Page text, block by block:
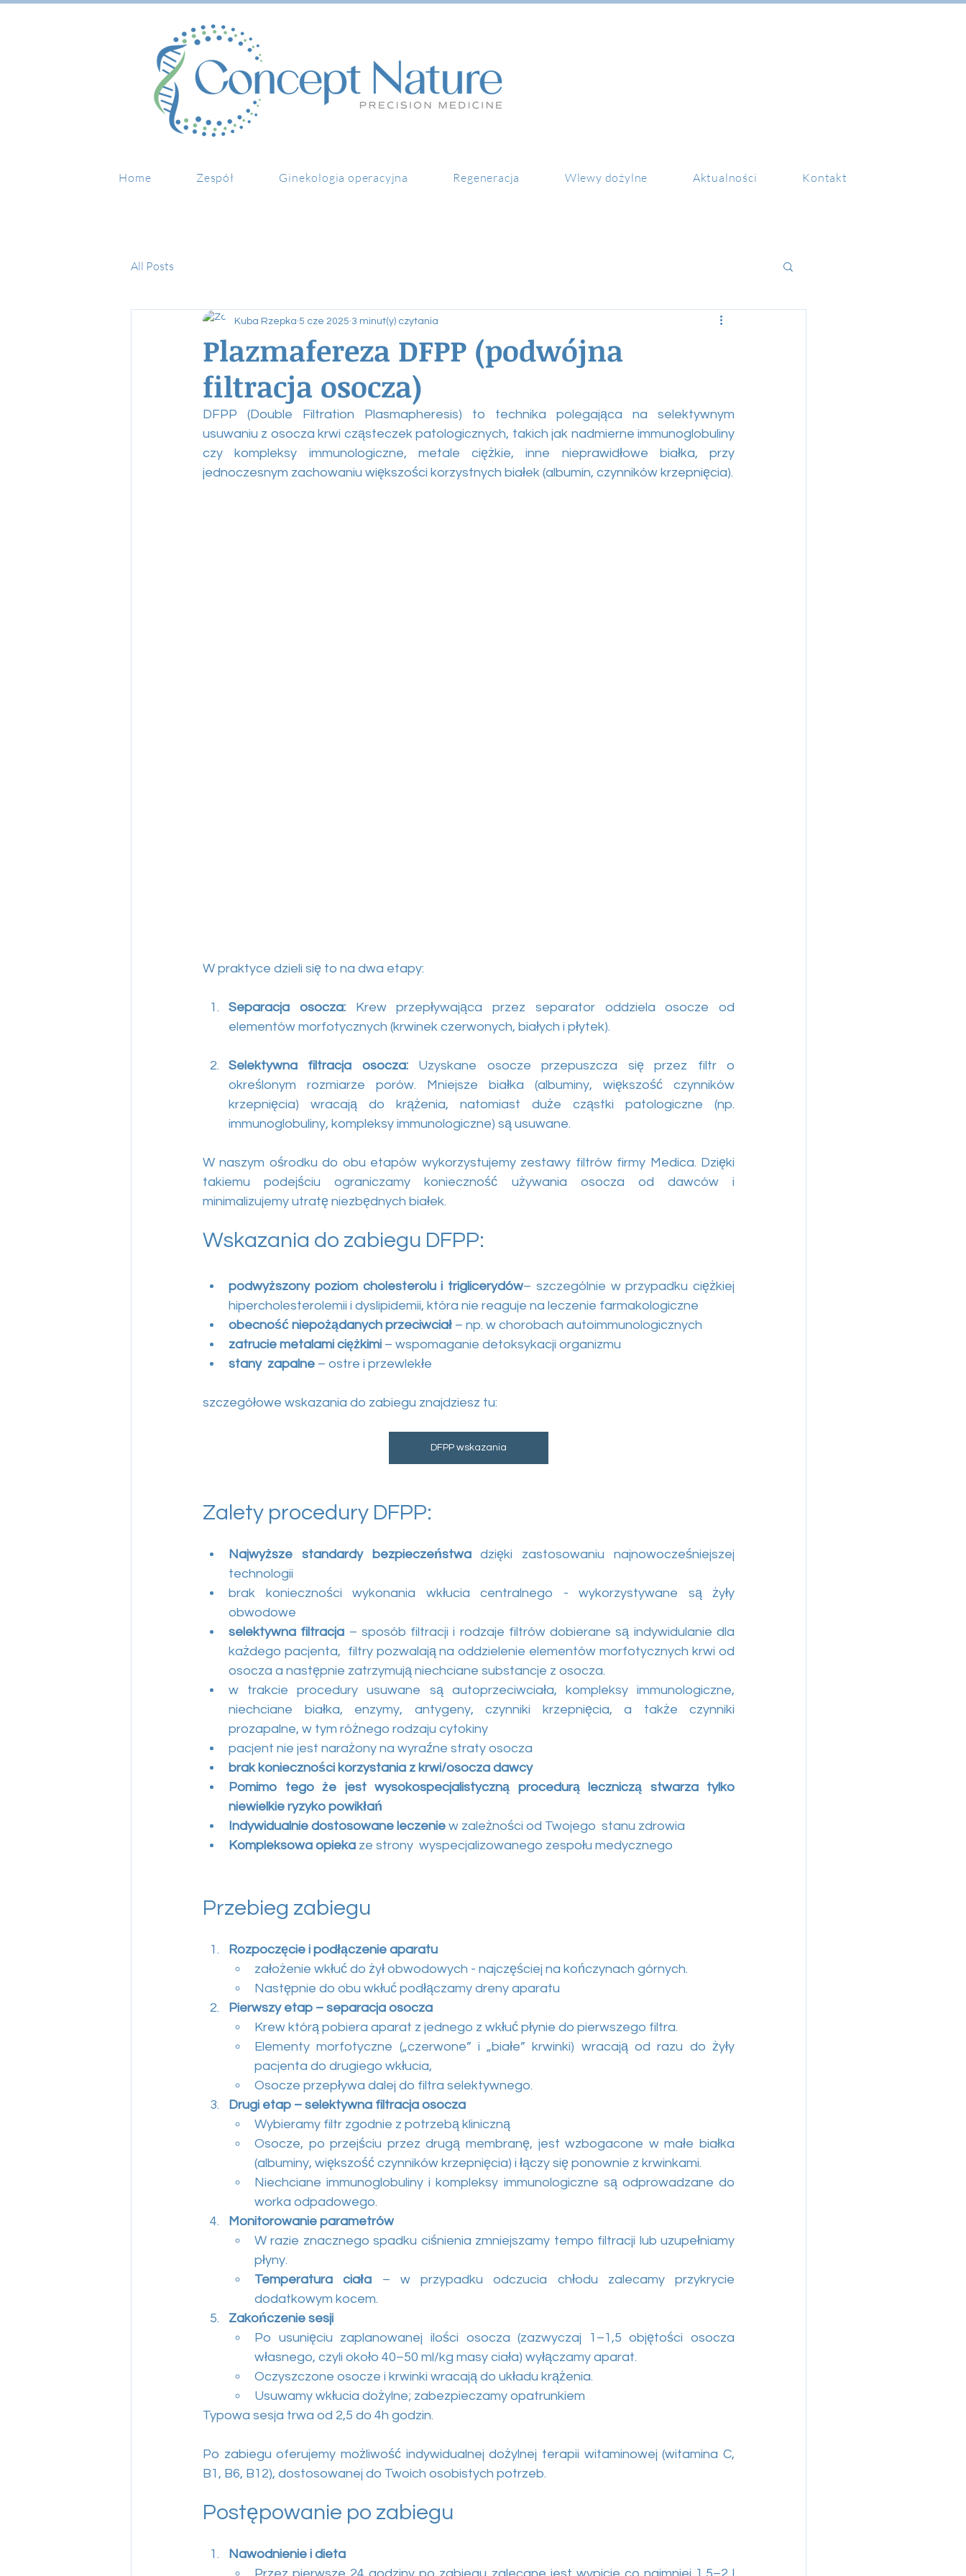
Home Zespół Ginekologia operacyjna Regeneracja Wlewy dożylne Aktualności Kontakt
All Posts
Plazmafereza DFPP (podwójna
filtracja osocza)
Kuba Rzepka 5 cze 2025 3 minut(y) czytania
DFPP (Double Filtration Plasmapheresis) to technika polegająca na selektywnym
usuwaniu z osocza krwi cząsteczek patologicznych, takich jak nadmierne immunoglobuliny
czy kompleksy immunologiczne, metale ciężkie, inne nieprawidłowe białka, przy
W praktyce dzieli się to na dwa etapy:
Separacja osocza: Krew przepływająca przez separator oddziela osocze od
elementów morfotycznych (krwinek czerwonych, białych i płytek).
Selektywna filtracja osocza: Uzyskane osocze przepuszcza się przez filtr o
określonym rozmiarze porów. Mniejsze białka (albuminy, większość czynników
krzepnięcia) wracają do krążenia, natomiast duże cząstki patologiczne (np.
immunoglobuliny, kompleksy immunologiczne) są usuwane.
W naszym ośrodku do obu etapów wykorzystujemy zestawy filtrów firmy Medica. Dzięki
takiemu podejściu ograniczamy konieczność używania osocza od dawców i
minimalizujemy utratę niezbędnych białek.
Wskazania do zabiegu DFPP:
podwyższony poziom cholesterolu i triglicerydów– szczególnie w przypadku ciężkiej
hipercholesterolemii i dyslipidemii, która nie reaguje na leczenie farmakologiczne
obecność niepożądanych przeciwciał – np. w chorobach autoimmunologicznych
zatrucie metalami ciężkimi – wspomaganie detoksykacji organizmu
stany  zapalne – ostre i przewlekłe
szczegółowe wskazania do zabiegu znajdziesz tu:
DFPP wskazania
Zalety procedury DFPP:
Najwyższe standardy bezpieczeństwa dzięki zastosowaniu najnowocześniejszej
technologii
brak konieczności wykonania wkłucia centralnego - wykorzystywane są żyły
obwodowe
selektywna filtracja – sposób filtracji i rodzaje filtrów dobierane są indywidulanie dla
każdego pacjenta,  filtry pozwalają na oddzielenie elementów morfotycznych krwi od
osocza a następnie zatrzymują niechciane substancje z osocza.
w trakcie procedury usuwane są autoprzeciwciała, kompleksy immunologiczne,
niechciane białka, enzymy, antygeny, czynniki krzepnięcia, a także czynniki
prozapalne, w tym różnego rodzaju cytokiny
pacjent nie jest narażony na wyraźne straty osocza
brak konieczności korzystania z krwi/osocza dawcy
Pomimo tego że jest wysokospecjalistyczną procedurą leczniczą stwarza tylko
niewielkie ryzyko powikłań
Indywidualnie dostosowane leczenie w zależności od Twojego  stanu zdrowia
Kompleksowa opieka ze strony  wyspecjalizowanego zespołu medycznego
Przebieg zabiegu
Rozpoczęcie i podłączenie aparatu
założenie wkłuć do żył obwodowych - najczęściej na kończynach górnych.
Następnie do obu wkłuć podłączamy dreny aparatu
Pierwszy etap – separacja osocza
Krew którą pobiera aparat z jednego z wkłuć płynie do pierwszego filtra.
Elementy morfotyczne („czerwone” i „białe” krwinki) wracają od razu do żyły
pacjenta do drugiego wkłucia,
Osocze przepływa dalej do filtra selektywnego.
Drugi etap – selektywna filtracja osocza
Wybieramy filtr zgodnie z potrzebą kliniczną
Osocze, po przejściu przez drugą membranę, jest wzbogacone w małe białka
(albuminy, większość czynników krzepnięcia) i łączy się ponownie z krwinkami.
Niechciane immunoglobuliny i kompleksy immunologiczne są odprowadzane do
worka odpadowego.
Monitorowanie parametrów
W razie znacznego spadku ciśnienia zmniejszamy tempo filtracji lub uzupełniamy
płyny.
Temperatura ciała – w przypadku odczucia chłodu zalecamy przykrycie
dodatkowym kocem.
Zakończenie sesji
Po usunięciu zaplanowanej ilości osocza (zazwyczaj 1–1,5 objętości osocza
własnego, czyli około 40–50 ml/kg masy ciała) wyłączamy aparat.
Oczyszczone osocze i krwinki wracają do układu krążenia.
Usuwamy wkłucia dożylne; zabezpieczamy opatrunkiem
Typowa sesja trwa od 2,5 do 4h godzin.
Po zabiegu oferujemy możliwość indywidualnej dożylnej terapii witaminowej (witamina C,
B1, B6, B12), dostosowanej do Twoich osobistych potrzeb.
Postępowanie po zabiegu
Nawodnienie i dieta